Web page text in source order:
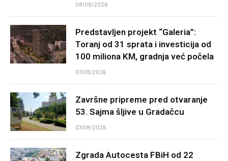
08/08/2026
Predstavljen projekt “Galeria”:
Toranj od 31 sprata i investicija od
100 miliona KM, gradnja već počela
07/08/2026
Završne pripreme pred otvaranje
53. Sajma šljive u Gradačcu
07/08/2026
Zgrada Autocesta FBiH od 22